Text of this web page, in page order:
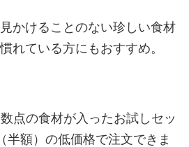
かけることのない珍しい食材
れている方にもおすすめ。
点の食材が入ったお試しセッ
半額）の低価格で注文できま